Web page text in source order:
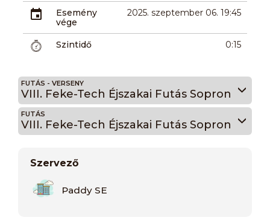
Esemény
vége
2025. szeptember 06. 19:45
Szintidő 0:15
FUTÁS - VERSENY
VIII. Feke-Tech Éjszakai Futás Sopron
FUTÁS
VIII. Feke-Tech Éjszakai Futás Sopron
Szervező
Paddy SE